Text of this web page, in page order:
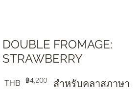
DOUBLE FROMAGE:
STRAWBERRY
สำหรับคลาสภาษา
THB ฿4,200